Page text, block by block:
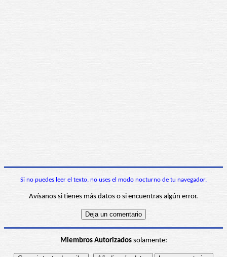
Si no puedes leer el texto, no uses el modo nocturno de tu navegador.
Avísanos si tienes más datos o si encuentras algún error.
Miembros Autorizadossolamente: